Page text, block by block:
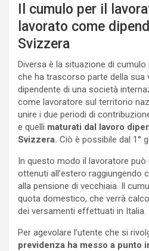
Il cumulo per il
lavorato come
Svizzera
Diversa è la situazione di
che ha trascorso parte della sua
dipendente di una società
come lavoratore sul territorio
unire i due periodi di
e quelli maturati dal lavoro
Svizzera. Ciò è possibile dal 1°
In questo modo il lavoratore può
ottenuti all’estero raggiungendo
alla pensione di vecchiaia. Il
quota domestico, che verrà
dei versamenti effettuati in Italia.
Per agevolare l’utente che si
previdenza ha messo a punto